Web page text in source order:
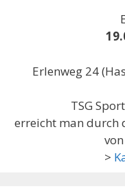
Erlenweg 24
TSG
erreicht man durch
>